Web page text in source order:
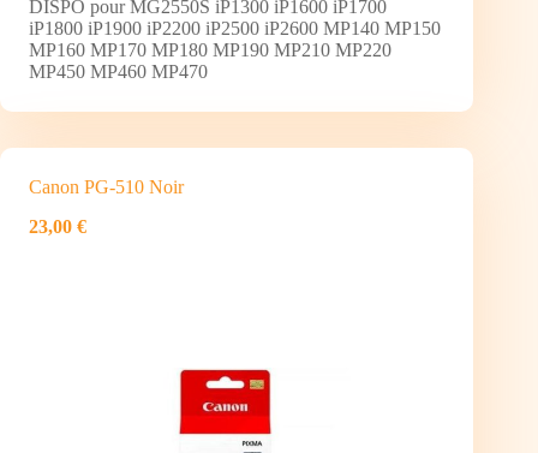
DISPO pour MG2550S iP1300 iP1600 iP1700
iP1800 iP1900 iP2200 iP2500 iP2600 MP140 MP150
MP160 MP170 MP180 MP190 MP210 MP220
MP450 MP460 MP470
Canon PG-510 Noir
23,00 €